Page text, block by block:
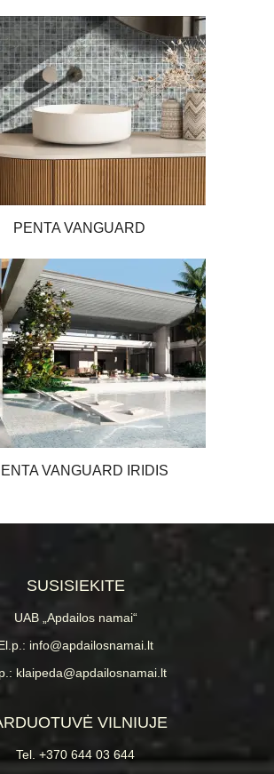
PENTA VANGUARD
VANGUARD IRIDIS
SUSISIEKITE
UAB „Apdailos namai“
info@apdailosnamai.lt
klaipeda@apdailosnamai.lt
VILNIUJE
Tel. +370 644 03 644